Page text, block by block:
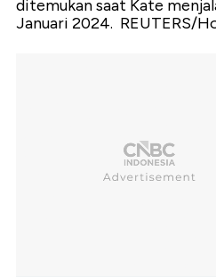
ditemukan saat Kate
Januari 2024. REUTERS/